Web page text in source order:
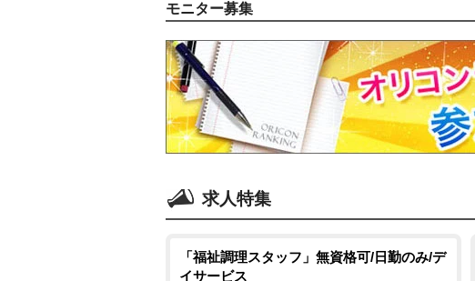
モニター募集
求人特集
「福祉調理スタッフ」無資格可/日勤のみ/デ
イサービス